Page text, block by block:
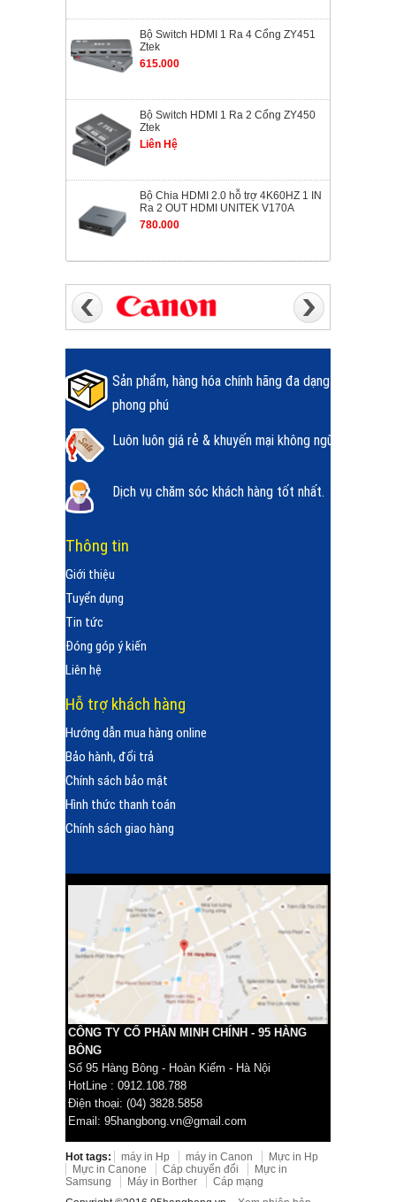
Bộ Switch HDMI 1 Ra 4 Cổng ZY451
Ztek
615.000
Bộ Switch HDMI 1 Ra 2 Cổng ZY450
Ztek
Liên Hệ
Bộ Chia HDMI 2.0 hỗ trợ 4K60HZ 1 IN
Ra 2 OUT HDMI UNITEK V170A
780.000
Sản phẩm, hàng hóa chính hãng đa dạng
phong phú
Luôn luôn giá rẻ & khuyến mại không ngừng.
Dịch vụ chăm sóc khách hàng tốt nhất.
Thông tin
Giới thiệu
Tuyển dụng
Tin tức
Đóng góp ý kiến
Liên hệ
Hỗ trợ khách hàng
Hướng dẫn mua hàng online
Bảo hành, đổi trả
Chính sách bảo mật
Hình thức thanh toán
Chính sách giao hàng
CÔNG TY CỔ PHẦN MINH CHÍNH - 95 HÀNG
BÔNG
Số 95 Hàng Bông - Hoàn Kiếm - Hà Nội
HotLine : 0912.108.788
Điện thoại: (04) 3828.5858
Email: 95hangbong.vn@gmail.com
Hot tags: máy in Hp máy in Canon
Mực in Hp
Mực in Canone
Cáp chuyển đổi
Mực in
Samsung
Máy in Borther
Cáp mạng